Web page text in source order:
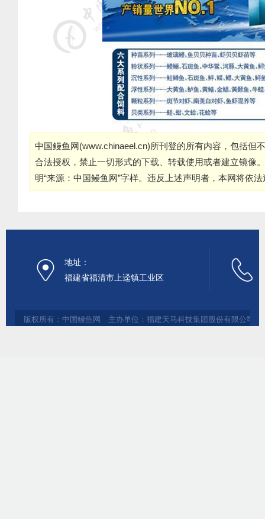
中国鳗鱼网(www.chinaeel.cn)所刊登的所有内容，包括但
合法授权，禁止一切形式的下载、转载使用或者建立镜像
明“来源：中国鳗鱼网”字样。违反上述声明者，本网将依
地址：
福建省福清市上迳镇工业区
版权所有：中国鳗鱼网 主办单位：福建天马科技集团股份有限公司